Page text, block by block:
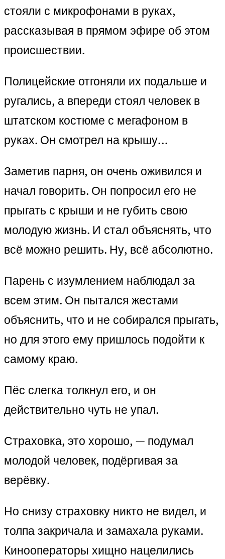
стояли с микрофонами в руках,
рассказывая в прямом эфире об этом
происшествии.
Полицейские отгоняли их подальше и
ругались, а впереди стоял человек в
штатском костюме с мегафоном в
руках. Он смотрел на крышу…
Заметив парня, он очень оживился и
начал говорить. Он попросил его не
прыгать с крыши и не губить свою
молодую жизнь. И стал объяснять, что
всё можно решить. Ну, всё абсолютно.
Парень с изумлением наблюдал за
всем этим. Он пытался жестами
объяснить, что и не собирался прыгать,
но для этого ему пришлось подойти к
самому краю.
Пёс слегка толкнул его, и он
действительно чуть не упал.
Страховка, это хорошо, — подумал
молодой человек, подёргивая за
верёвку.
Но снизу страховку никто не видел, и
толпа закричала и замахала руками.
Кинооператоры хищно нацелились